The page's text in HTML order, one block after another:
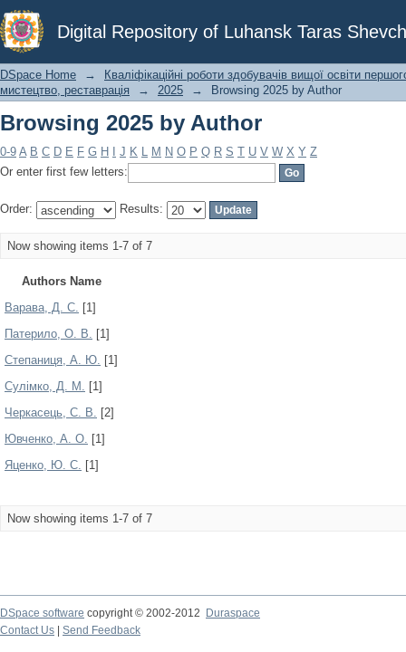
Digital Repository of Luhansk Taras
Browsing 2025 by Author
DSpace Home →
Кваліфікаційні роботи здобувачів вищої освіти
мистецтво, реставрація
→ 2025 → Browsing 2025 by Author
Browsing 2025 by Author
0-9 A B C D E F G H J K L M N O P Q R S T U V W X Y Z
Or enter first few letters:
Order: Results:
Now showing items 1-7 of 7
Authors Name
Варава, Д. С. [1]
Патерило, О. В. [1]
Степаниця, А. Ю. [1]
Сулімко, Д. М. [1]
Черкасець, С. В. [2]
Ювченко, А. О. [1]
Яценко, Ю. С. [1]
Now showing items 1-7 of 7
DSpace software copyright © 2002-2012
Duraspace
Contact Us
Send Feedback